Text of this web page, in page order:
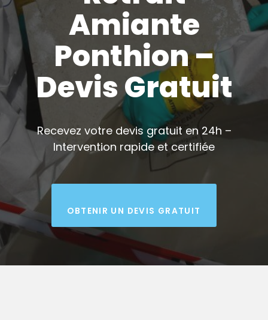
Amiante
Ponthion –
Devis Gratuit
Recevez votre devis gratuit en 24h –
Intervention rapide et certifiée
OBTENIR UN DEVIS GRATUIT